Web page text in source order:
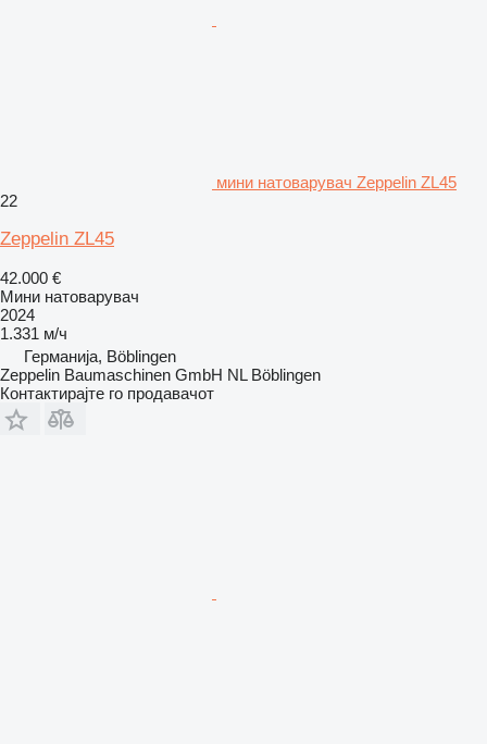
мини натоварувач Zeppelin ZL45
22
Zeppelin ZL45
42.000 €
Мини натоварувач
2024
1.331 м/ч
Германија, Böblingen
Zeppelin Baumaschinen GmbH NL Böblingen
Контактирајте го продавачот